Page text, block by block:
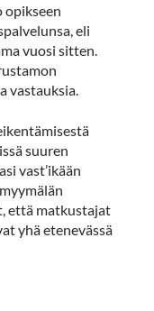
opikseen
eli
vuosi sitten.
vastauksia.
suuren
vast’ikään
että matkustajat
yhä etenevässä